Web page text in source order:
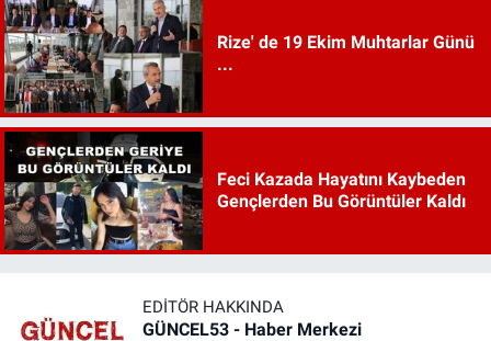
Rize' de 19 Ekim Muhtarlar Günü
...
Feci Kazada Hayatını Kaybeden
Gençlerden Bu Görüntüler Kaldı
EDITÖR HAKKINDA
GÜNCEL53 - Haber Merkezi